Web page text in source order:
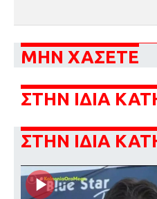
ΜΗΝ ΧΑΣΕΤΕ
ΣΤΗΝ ΙΔΙΑ
ΣΤΗΝ ΙΔΙΑ